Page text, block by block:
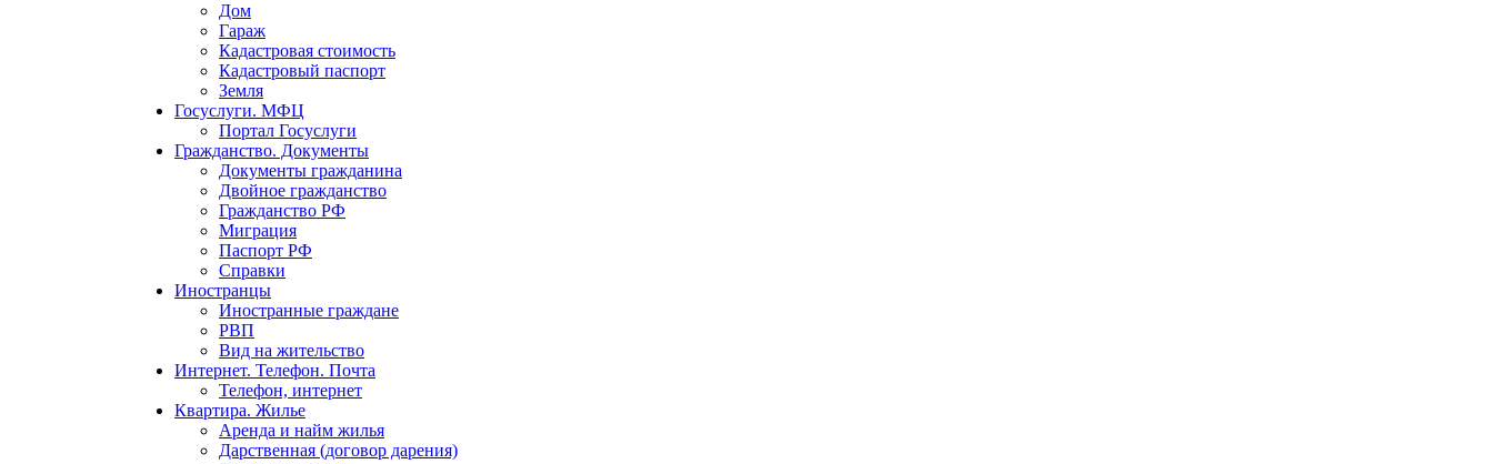
Дом
Гараж
Кадастровая стоимость
Кадастровый паспорт
Земля
Госуслуги. МФЦ
Портал Госуслуги
Гражданство. Документы
Документы гражданина
Двойное гражданство
Гражданство РФ
Миграция
Паспорт РФ
Справки
Иностранцы
Иностранные граждане
РВП
Вид на жительство
Интернет. Телефон. Почта
Телефон, интернет
Квартира. Жилье
Аренда и найм жилья
Дарственная (договор дарения)